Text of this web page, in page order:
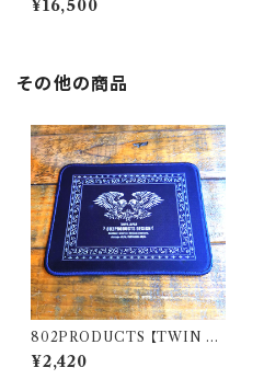
¥16,500
その他の商品
802PRODUCTS 【TWIN E
AGLE 】 BK ブラック ラバーマ
ット 14×18cm アクセントマット
¥2,420